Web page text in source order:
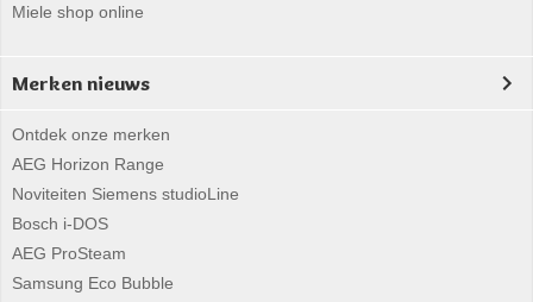
Miele shop online
Merken nieuws
Ontdek onze merken
AEG Horizon Range
Noviteiten Siemens studioLine
Bosch i-DOS
AEG ProSteam
Samsung Eco Bubble